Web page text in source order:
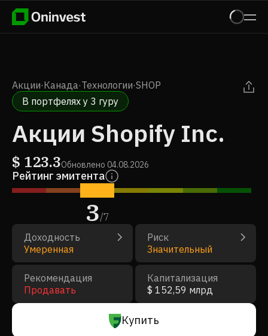
Акции·Канада·Технологии·SHOP
В портфелях у 3 гуру
Акции Shopify Inc.
$ 123.3Обновлено 04.08.2026
Рейтинг эмитента
3/7
Доходность
Умеренная
Риск
Значительный
Рекомендация
Продавать
Капитализация
$ 152,59 млрд
Купить